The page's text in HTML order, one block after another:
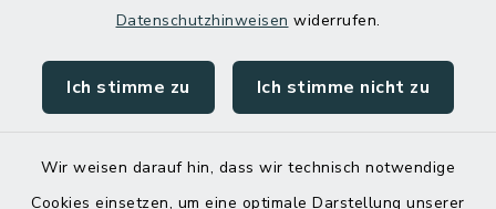
Datenschutzhinweisen widerrufen.
Ich stimme zu Ich stimme nicht zu
Wir weisen darauf hin, dass wir technisch notwendige
Cookies einsetzen, um eine optimale Darstellung unserer
Kontakt